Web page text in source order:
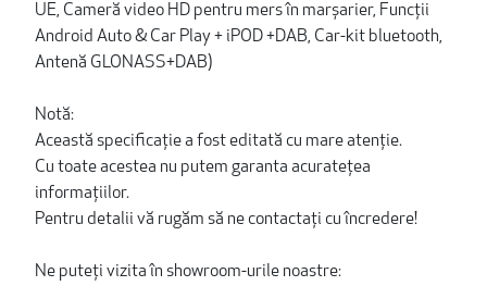
UE, Cameră video HD pentru mers în marșarier, Funcții
Android Auto & Car Play + iPOD +DAB, Car-kit bluetooth,
Antenă GLONASS+DAB)
Notă:
Această specificație a fost editată cu mare atenție.
Cu toate acestea nu putem garanta acuratețea
informațiilor.
Pentru detalii vă rugăm să ne contactați cu încredere!
Ne puteți vizita în showroom-urile noastre: